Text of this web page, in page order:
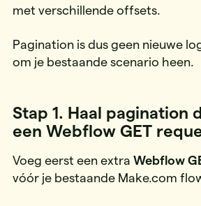
met verschillende offsets.
Pagination is dus geen nieuwe
om je bestaande scenario heen.
Stap 1. Haal pagination
een Webflow GET
Voeg eerst een extraWebflow
vóór je bestaande Make.com